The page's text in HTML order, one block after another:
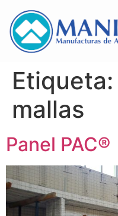
Etiqueta:
mallas
Panel PAC®